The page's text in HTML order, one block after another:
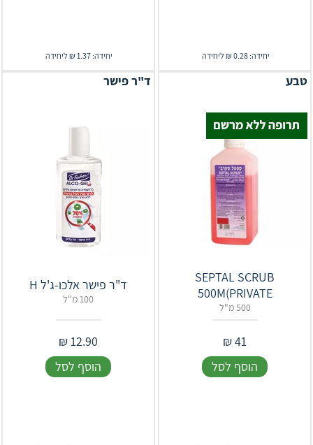
יחידה: 0.28 ₪ ליחידה יחידה: 1.37 ₪ ליחידה
טבע
‎SEPTAL‎ ‎SCRUB‎
‎500‎M‎(‎PRIVATE
500 מ"ל
41
₪
הוסף לסל
ד"ר פישר
ד"ר פישר אלכו-ג'ל H
100 מ"ל
12.90
₪
הוסף לסל